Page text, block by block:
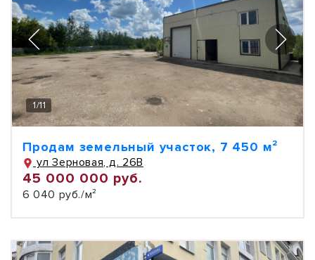
1/11
Продам земельный участок, 7 450 м²
ул Зерновая, д. 26В
45 000 000 руб.
6 040 руб./м²